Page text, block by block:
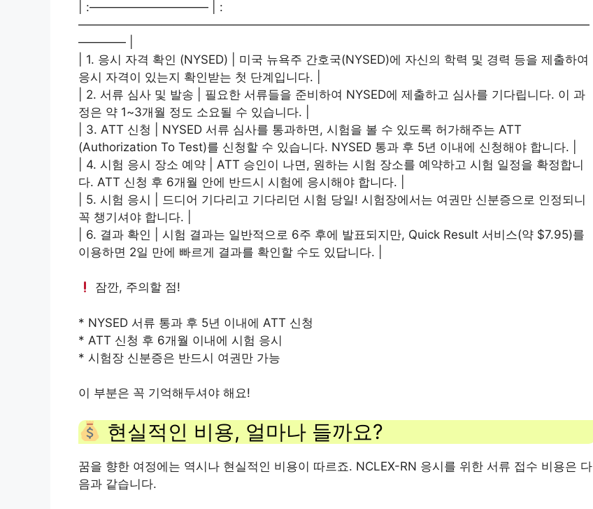
| :—————————— | :
———————————————————————————————————————————
———— |
| 1. 응시 자격 확인 (NYSED) | 미국 뉴욕주 간호국(NYSED)에 자신의 학력 및 경력 등을 제출하여
응시 자격이 있는지 확인받는 첫 단계입니다. |
| 2. 서류 심사 및 발송 | 필요한 서류들을 준비하여 NYSED에 제출하고 심사를 기다립니다. 이 과
정은 약 1~3개월 정도 소요될 수 있습니다. |
| 3. ATT 신청 | NYSED 서류 심사를 통과하면, 시험을 볼 수 있도록 허가해주는 ATT
(Authorization To Test)를 신청할 수 있습니다. NYSED 통과 후 5년 이내에 신청해야 합니다. |
| 4. 시험 응시 장소 예약 | ATT 승인이 나면, 원하는 시험 장소를 예약하고 시험 일정을 확정합니
다. ATT 신청 후 6개월 안에 반드시 시험에 응시해야 합니다. |
| 5. 시험 응시 | 드디어 기다리고 기다리던 시험 당일! 시험장에서는 여권만 신분증으로 인정되니
꼭 챙기셔야 합니다. |
| 6. 결과 확인 | 시험 결과는 일반적으로 6주 후에 발표되지만, Quick Result 서비스(약 $7.95)를
이용하면 2일 만에 빠르게 결과를 확인할 수도 있답니다. |
잠깐, 주의할 점!
* NYSED 서류 통과 후 5년 이내에 ATT 신청
* ATT 신청 후 6개월 이내에 시험 응시
* 시험장 신분증은 반드시 여권만 가능
이 부분은 꼭 기억해두셔야 해요!
현실적인 비용, 얼마나 들까요?
꿈을 향한 여정에는 역시나 현실적인 비용이 따르죠. NCLEX-RN 응시를 위한 서류 접수 비용은 다
음과 같습니다.